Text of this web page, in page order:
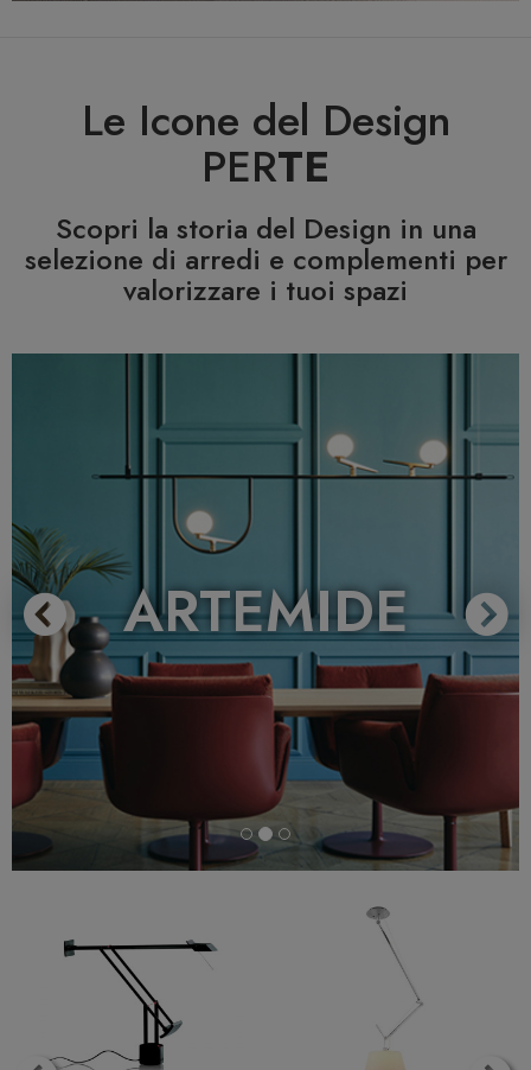
Le Icone del Design
PERTE
Scopri la storia del Design in una
selezione di arredi e complementi per
valorizzare i tuoi spazi
ARTEMIDE